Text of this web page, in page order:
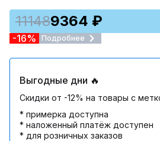
111489364 ₽
-16% Подробнее
Выгодные дни 🔥
Скидки от -12% на товары с
* примерка доступна
* наложенный платёж доступен
* для розничных заказов